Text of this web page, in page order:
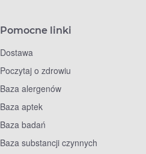
Pomocne linki
Dostawa
Poczytaj o zdrowiu
Baza alergenów
Baza aptek
Baza badań
Baza substancji czynnych